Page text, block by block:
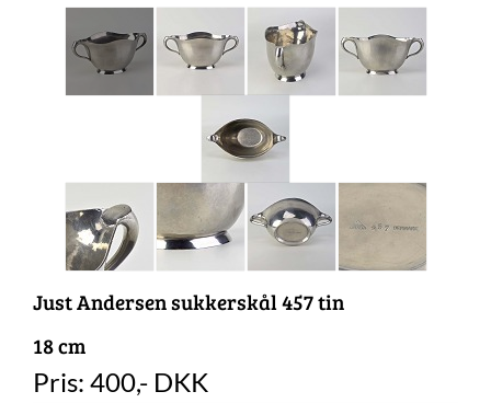
Just Andersen sukkerskål 457 tin
18 cm
Pris: 400,- DKK